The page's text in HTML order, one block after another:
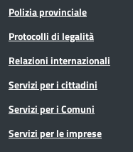
Polizia provinciale
Protocolli di legalità
Relazioni internazionali
Servizi per i cittadini
Servizi per i Comuni
Servizi per le imprese